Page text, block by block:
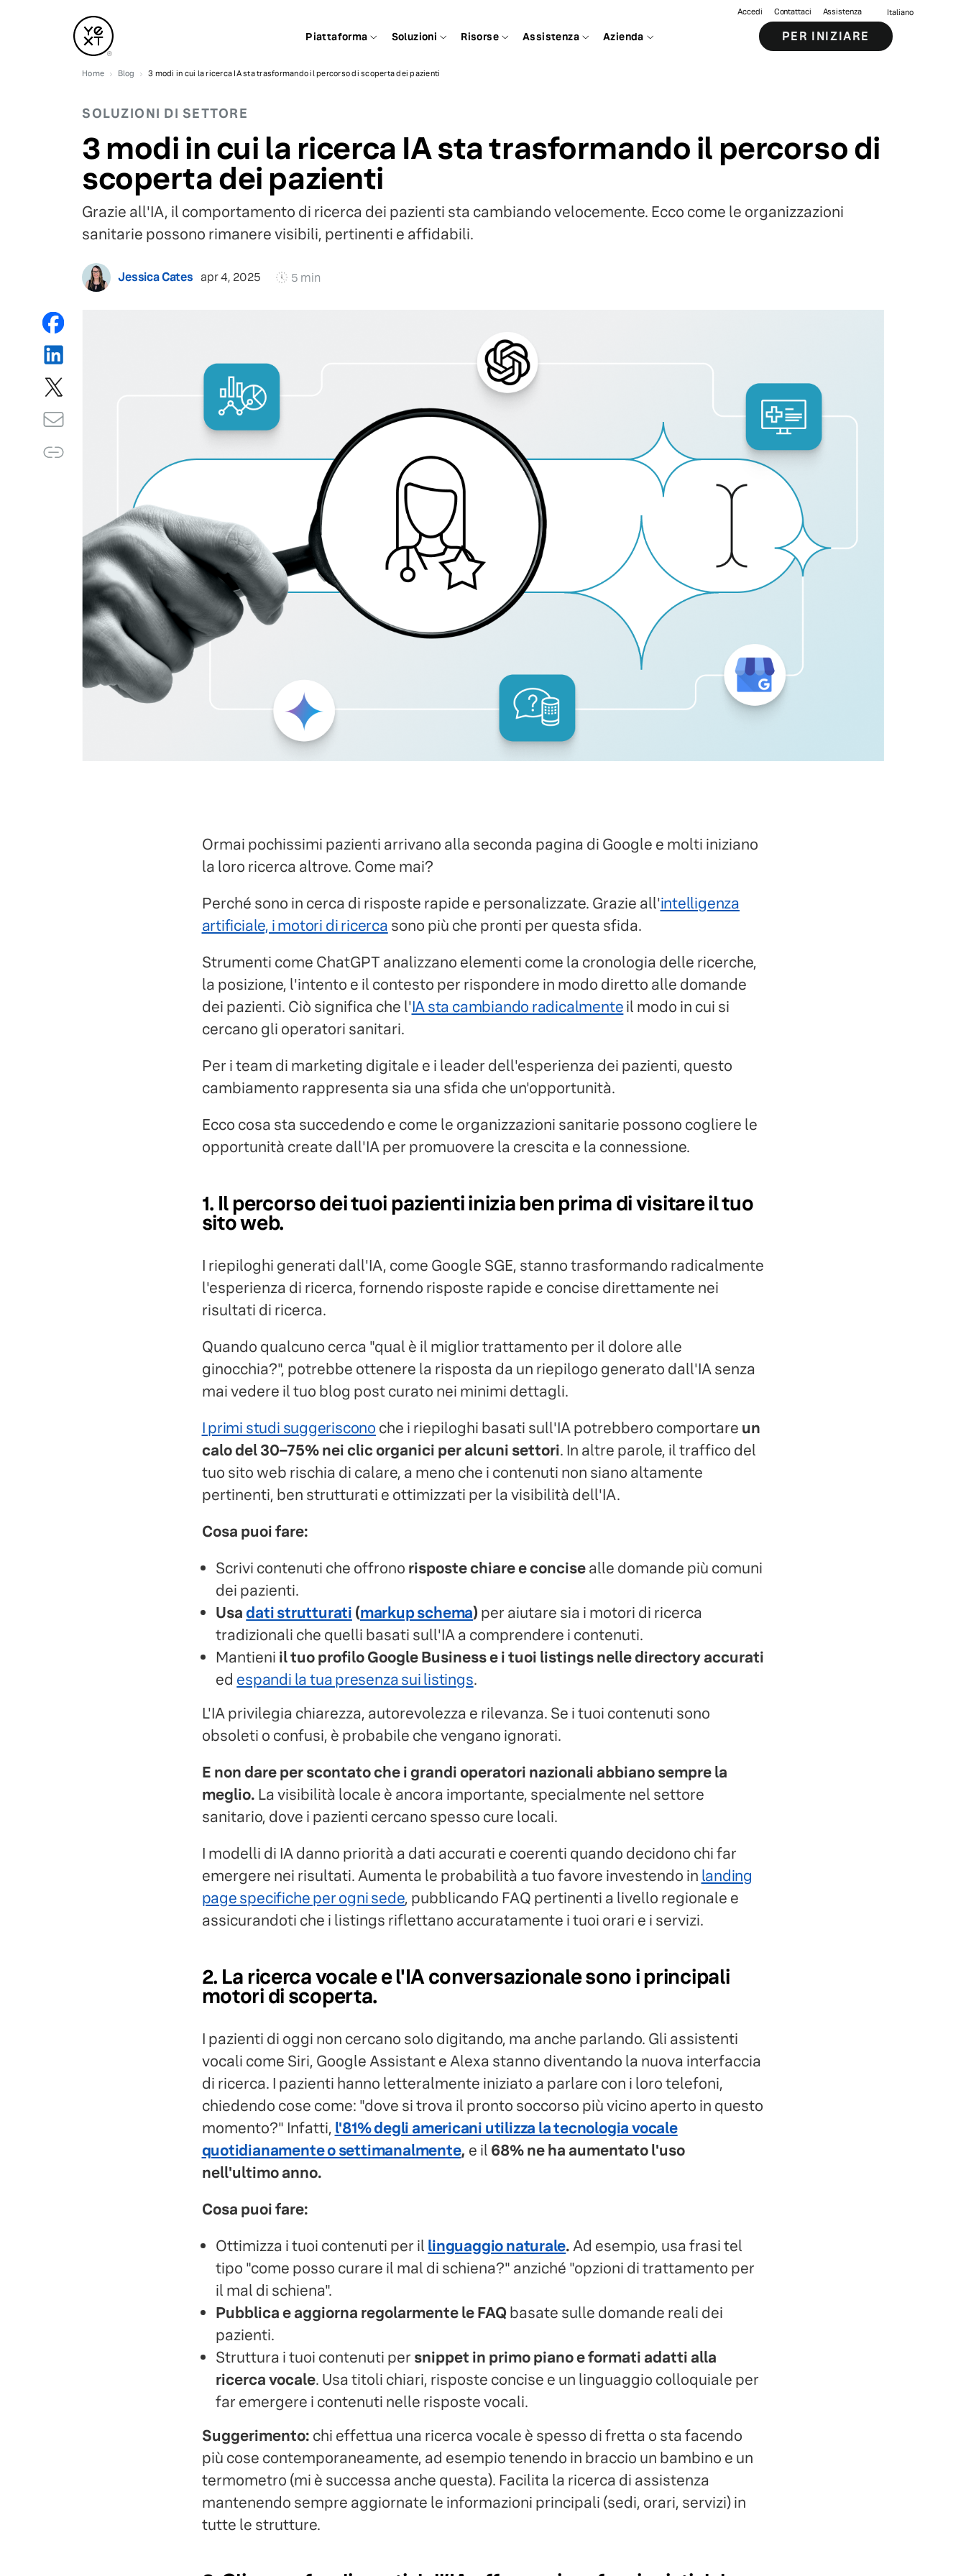
Piattaforma Soluzioni Risorse Assistenza Azienda
Accedi Contattaci Assistenza Italiano
PER INIZIARE
Home Blog 3 modi in cui la ricerca IA sta trasformando il percorso di scoperta dei pazienti
SOLUZIONI DI SETTORE
3 modi in cui la ricerca IA sta trasformando il percorso di
scoperta dei pazienti
Grazie all'IA, il comportamento di ricerca dei pazienti sta cambiando velocemente. Ecco come le organizzazioni
sanitarie possono rimanere visibili, pertinenti e affidabili.
Jessica Cates apr 4, 2025 5 min
Ormai pochissimi pazienti arrivano alla seconda pagina di Google e molti iniziano
la loro ricerca altrove. Come mai?
Perché sono in cerca di risposte rapide e personalizzate. Grazie all'intelligenza
artificiale, i motori di ricerca sono più che pronti per questa sfida.
Strumenti come ChatGPT analizzano elementi come la cronologia delle ricerche,
la posizione, l'intento e il contesto per rispondere in modo diretto alle domande
dei pazienti. Ciò significa che l'IA sta cambiando radicalmenteil modo in cui si
cercano gli operatori sanitari.
Per i team di marketing digitale e i leader dell'esperienza dei pazienti, questo
cambiamento rappresenta sia una sfida che un'opportunità.
Ecco cosa sta succedendo e come le organizzazioni sanitarie possono cogliere le
opportunità create dall'IA per promuovere la crescita e la connessione.
1. Il percorso dei tuoi pazienti inizia ben prima di visitare il tuo
sito web.
I riepiloghi generati dall'IA, come Google SGE, stanno trasformando radicalmente
l'esperienza di ricerca, fornendo risposte rapide e concise direttamente nei
risultati di ricerca.
Quando qualcuno cerca "qual è il miglior trattamento per il dolore alle
ginocchia?", potrebbe ottenere la risposta da un riepilogo generato dall'IA senza
mai vedere il tuo blog post curato nei minimi dettagli.
I primi studi suggeriscono che i riepiloghi basati sull'IA potrebbero comportare un
calo del 30–75% nei clic organici per alcuni settori. In altre parole, il traffico del
tuo sito web rischia di calare, a meno che i contenuti non siano altamente
pertinenti, ben strutturati e ottimizzati per la visibilità dell'IA.
Cosa puoi fare:
Scrivi contenuti che offrono risposte chiare e concisealle domande più comuni
dei pazienti.
Usadati strutturati (markup schema) per aiutare sia i motori di ricerca
tradizionali che quelli basati sull'IA a comprendere i contenuti.
Mantieni il tuo profilo Google Business e i tuoi listings nelle directory accurati
ed espandi la tua presenza sui listings.
L'IA privilegia chiarezza, autorevolezza e rilevanza. Se i tuoi contenuti sono
obsoleti o confusi, è probabile che vengano ignorati.
E non dare per scontato che i grandi operatori nazionali abbiano sempre la
meglio. La visibilità locale è ancora importante, specialmente nel settore
sanitario, dove i pazienti cercano spesso cure locali.
I modelli di IA danno priorità a dati accurati e coerenti quando decidono chi far
emergere nei risultati. Aumenta le probabilità a tuo favore investendo in landing
page specifiche per ogni sede, pubblicando FAQ pertinenti a livello regionale e
assicurandoti che i listings riflettano accuratamente i tuoi orari e i servizi.
2. La ricerca vocale e l'IA conversazionale sono i principali
motori di scoperta.
I pazienti di oggi non cercano solo digitando, ma anche parlando. Gli assistenti
vocali come Siri, Google Assistant e Alexa stanno diventando la nuova interfaccia
di ricerca. I pazienti hanno letteralmente iniziato a parlare con i loro telefoni,
chiedendo cose come: "dove si trova il pronto soccorso più vicino aperto in questo
momento?" Infatti, l'81% degli americani utilizza la tecnologia vocale
quotidianamente o settimanalmente, e il 68% ne ha aumentato l'uso
nell'ultimo anno.
Cosa puoi fare:
Ottimizza i tuoi contenuti per il linguaggio naturale.Ad esempio, usa frasi tel
tipo "come posso curare il mal di schiena?" anziché "opzioni di trattamento per
il mal di schiena".
Pubblica e aggiorna regolarmente le FAQbasate sulle domande reali dei
pazienti.
Struttura i tuoi contenuti per snippet in primo piano e formati adatti alla
ricerca vocale. Usa titoli chiari, risposte concise e un linguaggio colloquiale per
far emergere i contenuti nelle risposte vocali.
Suggerimento: chi effettua una ricerca vocale è spesso di fretta o sta facendo
più cose contemporaneamente, ad esempio tenendo in braccio un bambino e un
termometro (mi è successa anche questa). Facilita la ricerca di assistenza
mantenendo sempre aggiornate le informazioni principali (sedi, orari, servizi) in
tutte le strutture.